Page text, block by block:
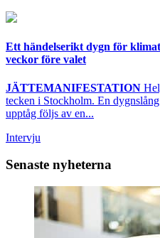
Ett händelserikt dygn för
veckor före valet
JÄTTEMANIFESTATION
tecken i Stockholm. En
upptåg följs av en...
Intervju
Senaste nyheterna